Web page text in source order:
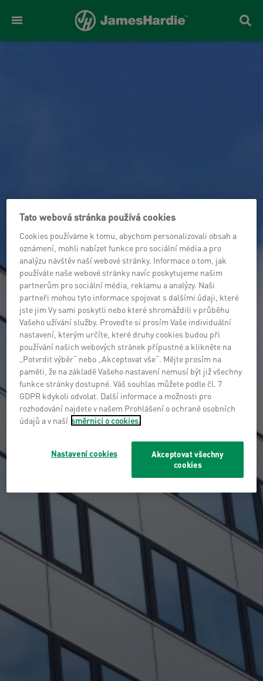
Tato webová stránka používá cookies
Cookies používáme k tomu, abychom personalizovali obsah a
oznámení, mohli nabízet funkce pro sociální média a pro
analýzu návštěv naší webové stránky. Informace o tom, jak
používáte naše webové stránky navíc poskytujeme našim
partnerům pro sociální média, reklamu a analýzy. Naši
partneři mohou tyto informace spojovat s dalšími údaji, které
jste jim Vy sami poskytli nebo které shromáždili v průběhu
Vašeho užívání služby. Proveďte si prosím Vaše individuální
nastavení, kterým určíte, které druhy cookies budou při
používání našich webových stránek přípustné a klikněte na
„Potvrdit výběr“ nebo „Akceptovat vše“. Mějte prosím na
paměti, že na základě Vašeho nastavení nemusí být již všechny
funkce stránky dostupné. Váš souhlas můžete podle čl. 7
GDPR kdykoli odvolat. Další informace a možnosti pro
rozhodování najdete v našem Prohlášení o ochraně osobních
údajů a v naší směrnici o cookies.
Akceptovat všechny
cookies
Nastavení cookies